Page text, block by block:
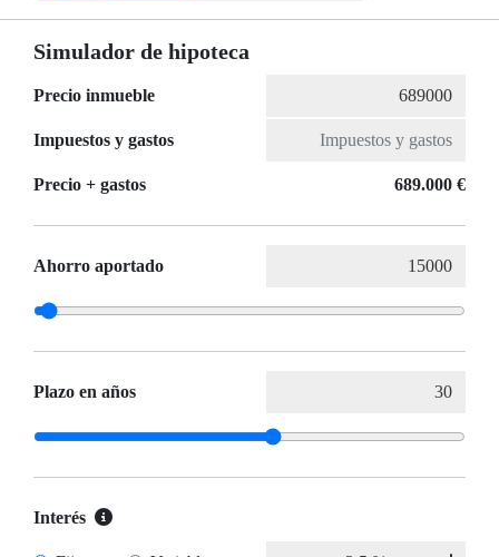
Simulador de hipoteca
Precio inmueble
Impuestos y gastos
Precio + gastos 689.000 €
Ahorro aportado
Plazo en años
Interés